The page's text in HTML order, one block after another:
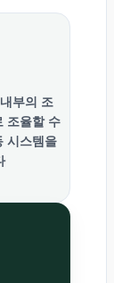
부의 조
조율할 수
시스템을